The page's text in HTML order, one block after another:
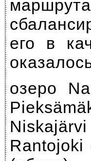
его в
озеро